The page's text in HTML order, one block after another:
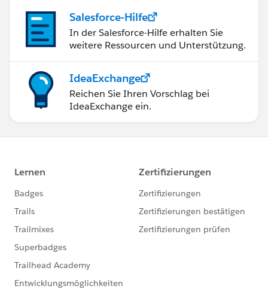
Salesforce-Hilfe
In der Salesforce-Hilfe erhalten Sie
weitere Ressourcen und Unterstützung.
IdeaExchange
Reichen Sie Ihren Vorschlag bei
IdeaExchange ein.